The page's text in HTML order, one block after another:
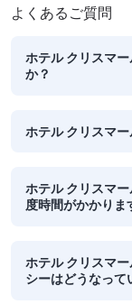
よくあるご質問
ホテル クリスマ
か？
ホテル クリスマ
ホテル クリスマ
度時間がかかりま
ホテル クリスマ
シーはどうなって